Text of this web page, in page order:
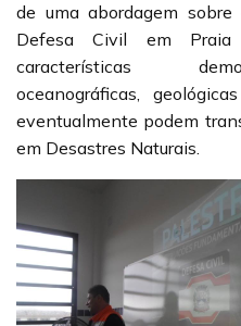
de uma abordagem
Defesa Civil em Praia
características
oceanográficas,
eventualmente podem
em Desastres Naturais.